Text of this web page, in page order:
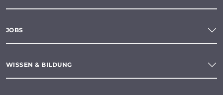
JOBS
WISSEN & BILDUNG